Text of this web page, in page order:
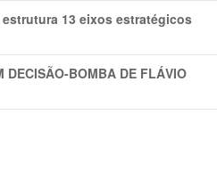
estrutura 13 eixos estratégicos
DECISÃO-BOMBA DE FLÁVIO